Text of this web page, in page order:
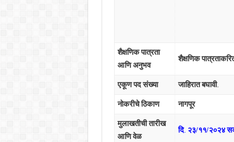
शैक्षणिक पात्रता
आणि अनुभव
शैक्षणिक
एकूण पद संख्या जाहिरात बघावी.
नोकरीचे ठिकाण नागपूर
मुलाखतीची तारीख
आणि वेळ
दि. २३/११/२०२४